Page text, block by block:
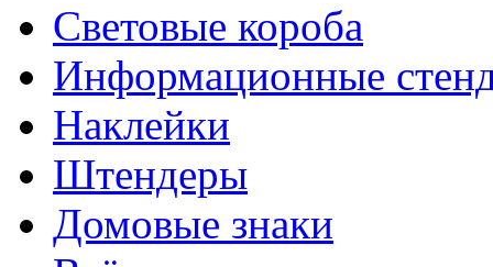
Световые короба
Информационные
Наклейки
Штендеры
Домовые знаки